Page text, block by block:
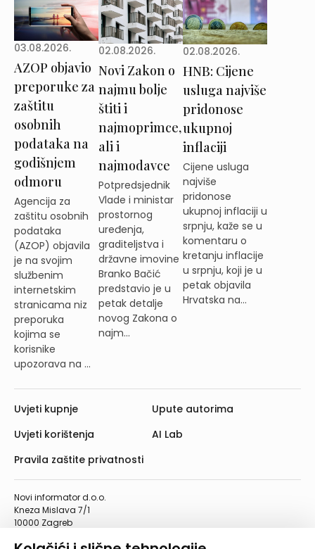
03.08.2026.
AZOP objavio
preporuke za
zaštitu
osobnih
podataka na
godišnjem
odmoru
Agencija za
zaštitu osobnih
podataka
(AZOP) objavila
je na svojim
službenim
internetskim
stranicama niz
preporuka
kojima se
korisnike
upozorava na ...
02.08.2026.
Novi Zakon o
najmu bolje
štiti i
najmoprimce,
ali i
najmodavce
Potpredsjednik
Vlade i ministar
prostornog
uređenja,
graditeljstva i
državne imovine
Branko Bačić
predstavio je u
petak detalje
novog Zakona o
najm...
02.08.2026.
HNB: Cijene
usluga najviše
pridonose
ukupnoj
inflaciji
Cijene usluga
najviše
pridonose
ukupnoj inflaciji u
srpnju, kaže se u
komentaru o
kretanju inflacije
u srpnju, koji je u
petak objavila
Hrvatska na...
Novi informator d.o.o.
Kneza Mislava 7/1
10000 Zagreb
Uvjeti kupnje
Uvjeti korištenja
Pravila zaštite privatnosti
Upute autorima
AI Lab